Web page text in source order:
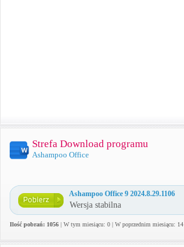
Strefa Download programu
Ashampoo Office
Ashampoo Office 9 2024.8.29.1106
Wersja stabilna
Ilość pobrań: 1056 | W tym miesiącu: 0 | W poprzednim miesiącu: 14